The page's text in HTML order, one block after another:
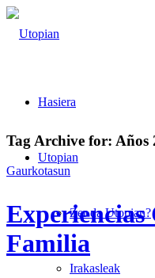
Hasiera
Utopian
Zer da Utopian?
Irakasleak
Tag Archive for: Años
Gaurkotasun
Experiencias
Familia